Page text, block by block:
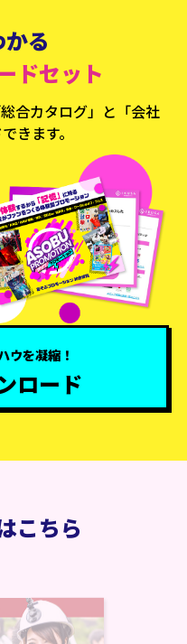
る
ドセット
合カタログ」と 「会社
きます。
ウを凝縮！
ロード
こちら